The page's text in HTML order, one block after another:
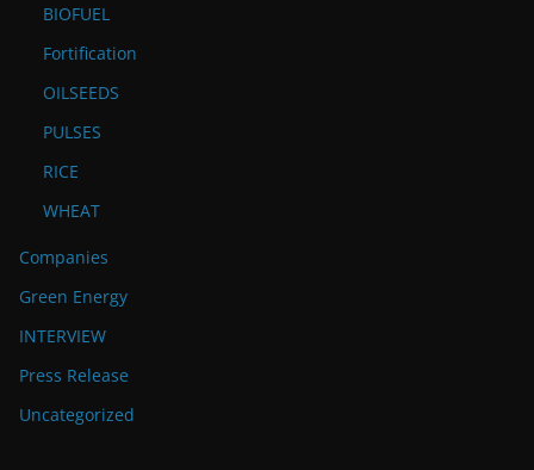
BIOFUEL
Fortification
OILSEEDS
PULSES
RICE
WHEAT
Companies
Green Energy
INTERVIEW
Press Release
Uncategorized